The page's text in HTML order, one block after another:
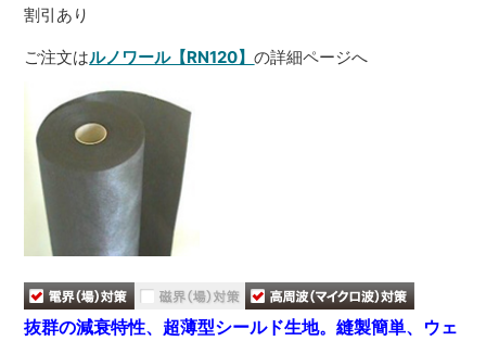
割引あり
ご注文はルノワール【RN120】の詳細ページへ
抜群の減衰特性、超薄型シールド生地。縫製簡単、ウェ